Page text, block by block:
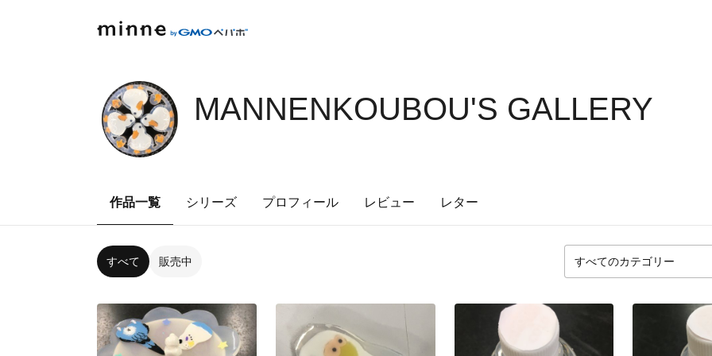
MANNENKOUBOU'S GALLERY
作品一覧 シリーズ プロフィール レビュー レター
すべて 販売中